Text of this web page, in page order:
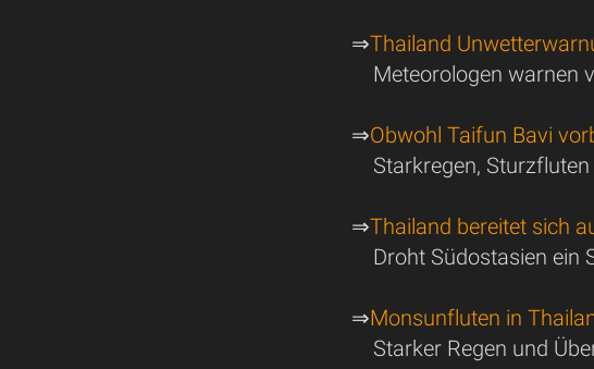
⇒Thailand
Meteorologen warnen
⇒Obwohl Taifun Bavi
Starkregen,
⇒Thailand bereitet sich
Droht Südostasien ein
⇒Monsunfluten in
Starker Regen und